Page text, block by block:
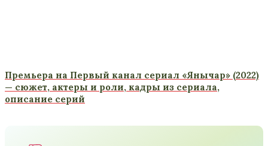
Премьера на Первый канал сериал «Янычар» (2022)
— сюжет, актеры и роли, кадры из сериала,
описание серий